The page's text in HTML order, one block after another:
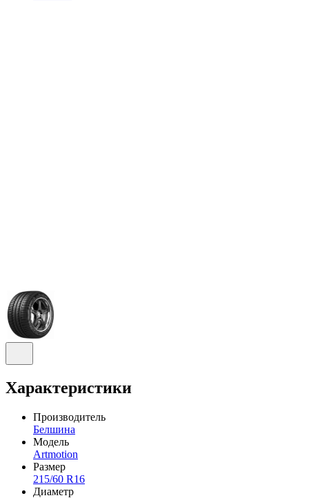
Характеристики
Производитель
Белшина
Модель
Artmotion
Размер
215/60 R16
Диаметр